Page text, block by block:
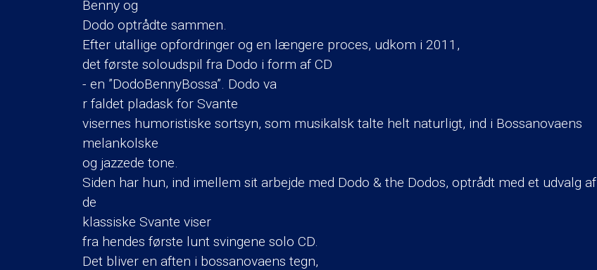
Benny og
Dodo optrådte sammen.
Efter utallige opfordringer og en længere proces, udkom i 2011,
det første soloudspil fra Dodo i form af CD
- en ”DodoBennyBossa”. Dodo va
r faldet pladask for Svante
visernes humoristiske sortsyn, som musikalsk talte helt naturligt, ind i Bossanovaens
melankolske
og jazzede tone.
Siden har hun, ind imellem sit arbejde med Dodo & the Dodos, optrådt med et udvalg af
de
klassiske Svante viser
fra hendes første lunt svingene solo CD.
Det bliver en aften i bossanovaens tegn,